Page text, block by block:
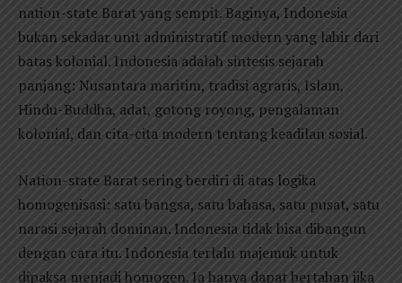
nation-state Barat yang sempit. Baginya, Indonesia
bukan sekadar unit administratif modern yang lahir dari
batas kolonial. Indonesia adalah sintesis sejarah
panjang: Nusantara maritim, tradisi agraris, Islam,
Hindu-Buddha, adat, gotong royong, pengalaman
kolonial, dan cita-cita modern tentang keadilan sosial.
Nation-state Barat sering berdiri di atas logika
homogenisasi: satu bangsa, satu bahasa, satu pusat, satu
narasi sejarah dominan. Indonesia tidak bisa dibangun
dengan cara itu. Indonesia terlalu majemuk untuk
dipaksa menjadi homogen. Ia hanya dapat bertahan jika